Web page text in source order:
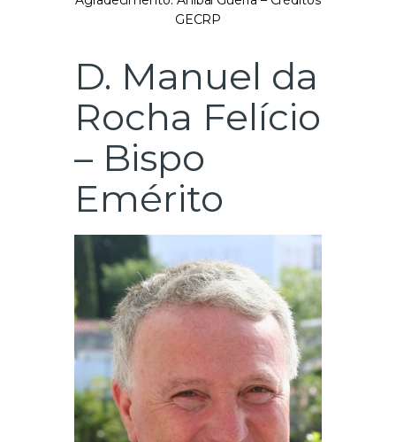
GECRP
D. Manuel da
Rocha Felício
– Bispo
Emérito